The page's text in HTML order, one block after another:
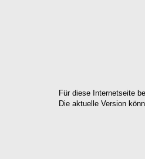
Für diese Internetseite
Die aktuelle Version